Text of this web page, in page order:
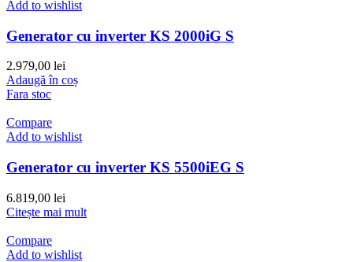
Add to wishlist
Generator cu inverter KS 2000iG S
2.979,00 lei
Adaugă în coș
Fara stoc
Compare
Add to wishlist
Generator cu inverter KS 5500iEG S
6.819,00 lei
Citește mai mult
Compare
Add to wishlist